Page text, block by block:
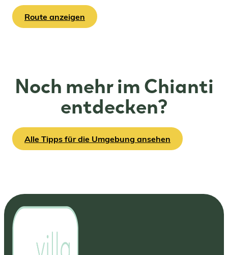
Route anzeigen
Noch mehr im Chianti
entdecken?
Alle Tipps für die Umgebung ansehen